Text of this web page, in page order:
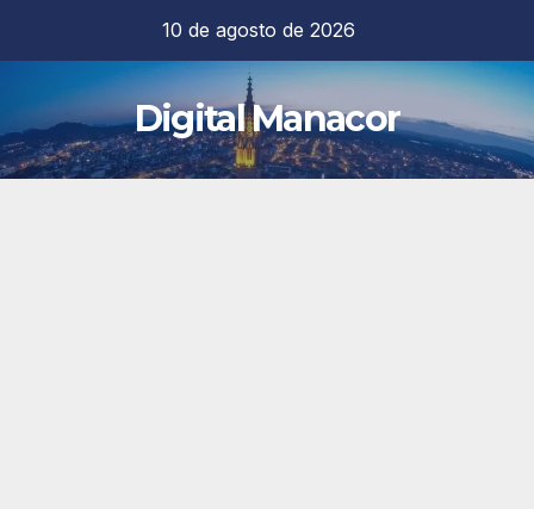
contenido
10 de agosto de 2026
Digital Manacor